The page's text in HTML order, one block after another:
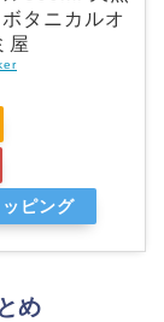
タニカルオ
屋
ピング
め